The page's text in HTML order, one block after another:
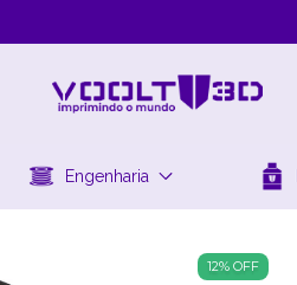
Engenharia
12% OFF